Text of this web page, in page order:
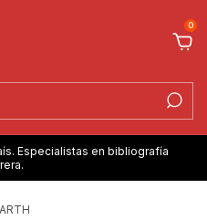
0
Especialistas en bibliografía